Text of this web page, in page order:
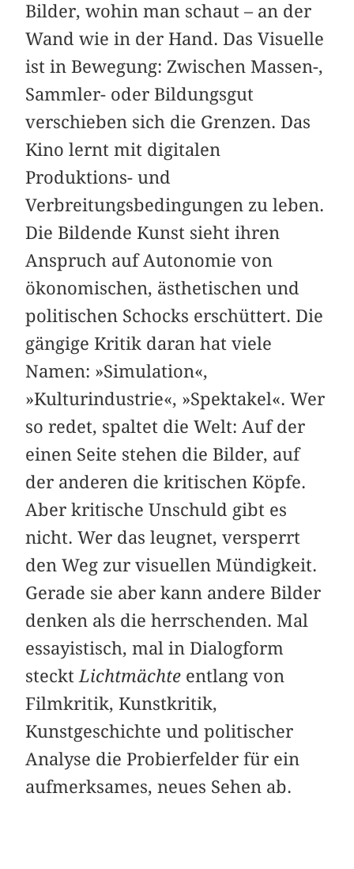
Bilder, wohin man schaut – an der
Wand wie in der Hand. Das Visuelle
ist in Bewegung: Zwischen Massen-,
Sammler- oder Bildungsgut
verschieben sich die Grenzen. Das
Kino lernt mit digitalen
Produktions- und
Verbreitungsbedingungen zu leben.
Die Bildende Kunst sieht ihren
Anspruch auf Autonomie von
ökonomischen, ästhetischen und
politischen Schocks erschüttert. Die
gängige Kritik daran hat viele
Namen: »Simulation«,
»Kulturindustrie«, »Spektakel«. Wer
so redet, spaltet die Welt: Auf der
einen Seite stehen die Bilder, auf
der anderen die kritischen Köpfe.
Aber kritische Unschuld gibt es
nicht. Wer das leugnet, versperrt
den Weg zur visuellen Mündigkeit.
Gerade sie aber kann andere Bilder
denken als die herrschenden. Mal
essayistisch, mal in Dialogform
stecktLichtmächte entlang von
Filmkritik, Kunstkritik,
Kunstgeschichte und politischer
Analyse die Probierfelder für ein
aufmerksames, neues Sehen ab.